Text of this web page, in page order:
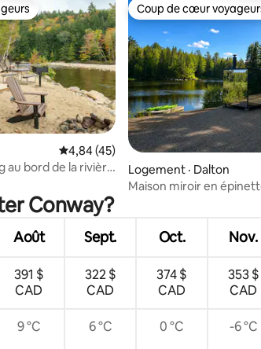
Note moyenne de 4,84 sur 5, 45
4,84 (45)
au bord de la rivière
Coup de cœur
Coup de cœur
Logement · Dalton
Maison miroir en
Conway?
Août Sept. Oct. Nov.
391 $
CAD
322 $
CAD
374 $
CAD
353 $
CAD
9 °C 6 °C 0 °C -6 °C